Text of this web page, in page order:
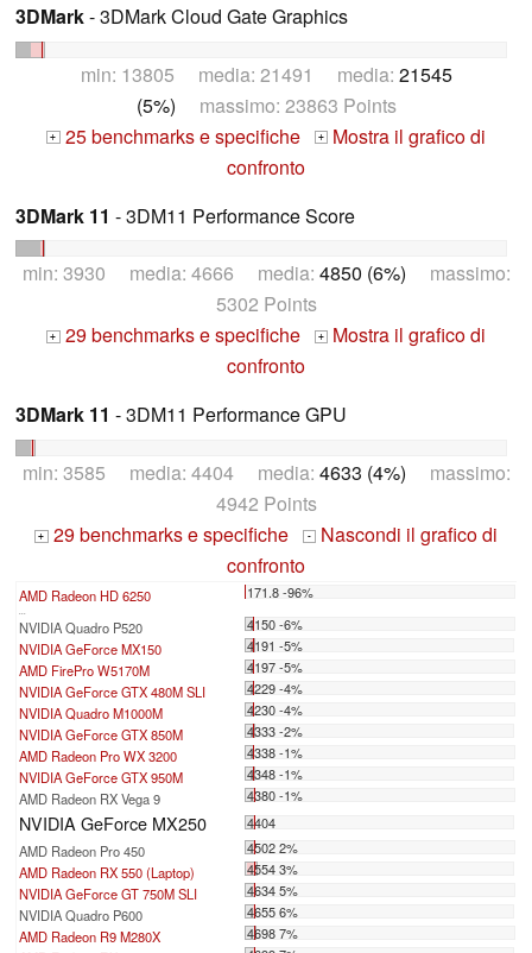
3DMark- 3DMark Cloud Gate Graphics
min: 13805 media: 21491 media: 21545
(5%) massimo: 23863 Points
+ 25 benchmarks e specifiche +
Mostra il grafico di
confronto
3DMark 11 - 3DM11 Performance Score
min: 3930 media: 4666 media: 4850 (6%) massimo:
5302 Points
+ 29 benchmarks e specifiche +
Mostra il grafico di
confronto
3DMark 11 - 3DM11 Performance GPU
min: 3585 media: 4404 media: 4633 (4%) massimo:
4942 Points
+ 29 benchmarks e specifiche -
Nascondi il grafico di
confronto
AMD Radeon HD 6250 171.8 -96%
...
NVIDIA Quadro P520
4150 -6%
NVIDIA GeForce MX150
4191 -5%
AMD FirePro W5170M
4197 -5%
NVIDIA GeForce GTX 480M SLI
4229 -4%
NVIDIA Quadro M1000M
4230 -4%
NVIDIA GeForce GTX 850M
4333 -2%
AMD Radeon Pro WX 3200
4338 -1%
NVIDIA GeForce GTX 950M
4348 -1%
AMD Radeon RX Vega 9
4380 -1%
NVIDIA GeForce MX250
4404
AMD Radeon Pro 450
4502 2%
AMD Radeon RX 550 (Laptop)
4554 3%
NVIDIA GeForce GT 750M SLI
4634 5%
NVIDIA Quadro P600
4655 6%
AMD Radeon R9 M280X
4698 7%